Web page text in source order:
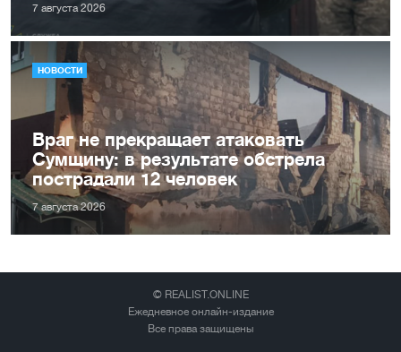
7 августа 2026
НОВОСТИ
Враг не прекращает атаковать
Сумщину: в результате обстрела
пострадали 12 человек
7 августа 2026
© REALIST.ONLINE
Ежедневное онлайн-издание
Все права защищены